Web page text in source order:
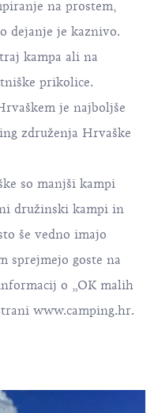
na prostem,
dejanje je kaznivo.
kampa ali na
prikolice.
je najboljše
združenja Hrvaške
so manjši kampi
družinski kampi in
še vedno imajo
sprejmejo goste na
o „OK malih
www.camping.hr.